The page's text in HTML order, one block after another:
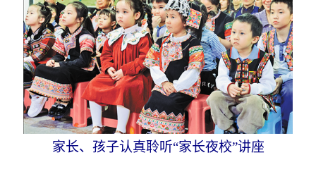
家长、孩子认真聆听“家长夜校”讲座